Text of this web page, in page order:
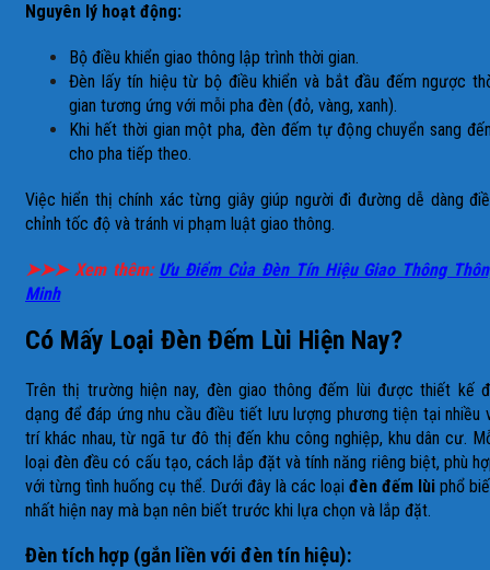
Nguyên lý hoạt động:
Bộ điều khiển giao thông lập trình thời gian.
Đèn lấy tín hiệu từ bộ điều khiển và bắt đầu đếm ngược
gian tương ứng với mỗi pha đèn (đỏ, vàng, xanh).
Khi hết thời gian một pha, đèn đếm tự động chuyển sang
cho pha tiếp theo.
Việc hiển thị chính xác từng giây giúp người đi đường dễ dàng
chỉnh tốc độ và tránh vi phạm luật giao thông.
➤➤➤ Xem thêm: Ưu Điểm Của Đèn Tín Hiệu Giao Thông
Minh
Có Mấy Loại Đèn Đếm Lùi Hiện Nay?
Trên thị trường hiện nay, đèn giao thông đếm lùi được thiết kế
dạng để đáp ứng nhu cầu điều tiết lưu lượng phương tiện tại nhiều
trí khác nhau, từ ngã tư đô thị đến khu công nghiệp, khu dân cư.
loại đèn đều có cấu tạo, cách lắp đặt và tính năng riêng biệt, phù
với từng tình huống cụ thể. Dưới đây là các loại đèn đếm lùi phổ
nhất hiện nay mà bạn nên biết trước khi lựa chọn và lắp đặt.
Đèn tích hợp (gắn liền với đèn tín hiệu):